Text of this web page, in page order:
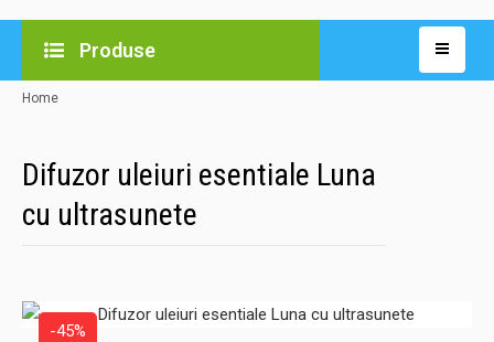
Produse
Home
Difuzor uleiuri esentiale Luna
cu ultrasunete
-45%